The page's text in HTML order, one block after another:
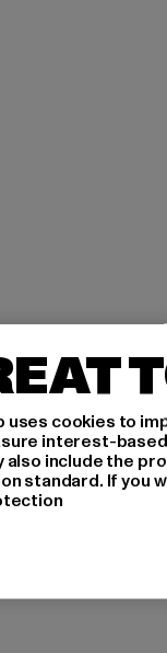
uses cookies to
interest-
also include the
standard. If you